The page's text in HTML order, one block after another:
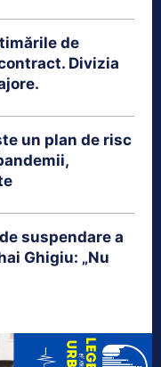
de
Divizia
un plan de risc
suspendare a
Ghigiu: „Nu